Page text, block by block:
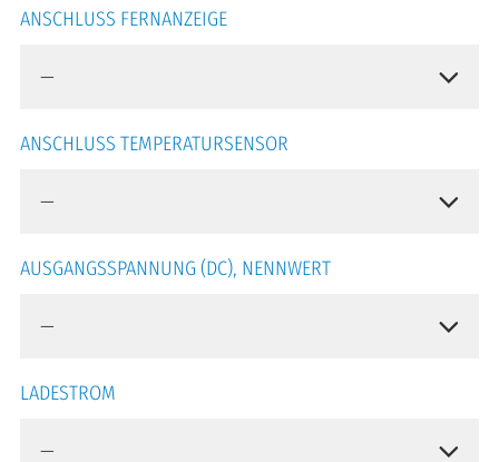
ANSCHLUSS FERNANZEIGE
ANSCHLUSS TEMPERATURSENSOR
AUSGANGSSPANNUNG (DC), NENNWERT
LADESTROM